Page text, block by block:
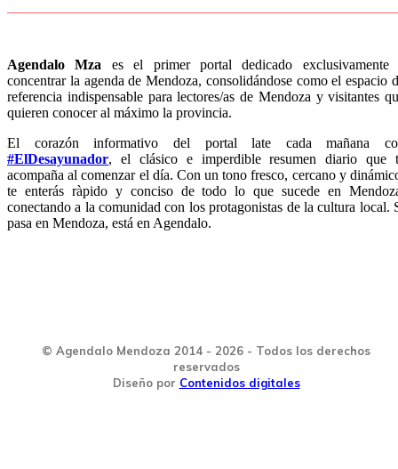
Agendalo Mza es el primer portal dedicado exclusivamente
concentrar la agenda de Mendoza, consolidándose como el espacio
referencia indispensable para lectores/as de Mendoza y visitantes
quieren conocer al máximo la provincia.
El corazón informativo del portal late cada mañana
#ElDesayunador, el clásico e imperdible resumen diario que
acompaña al comenzar el día. Con un tono fresco, cercano y
te enterás ràpido y conciso de todo lo que sucede en
conectando a la comunidad con los protagonistas de la cultura local.
pasa en Mendoza, está en Agendalo.
© Agendalo Mendoza 2014 - 2026 - Todos los derechos
reservados
Diseño por Contenidos digitales